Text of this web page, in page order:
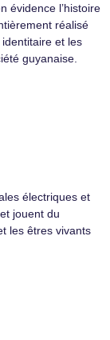
évidence l’histoire
réalisé
et les
guyanaise.
électriques et
jouent du
les êtres vivants